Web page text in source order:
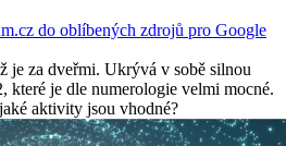
do oblíbených zdrojů pro Google
je za dveřmi. Ukrývá v sobě silnou
které je dle numerologie velmi mocné.
aktivity jsou vhodné?